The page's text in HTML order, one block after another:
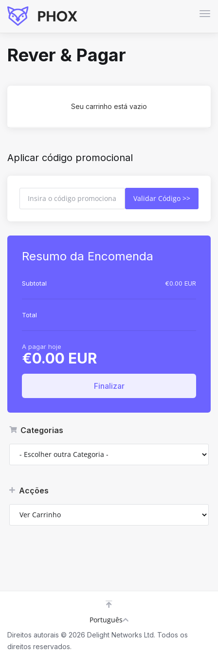
Rever & Pagar
Categorias
Acções
Seu carrinho está vazio
Aplicar código promocional
Validar Código >>
Resumo da Encomenda
Subtotal €0.00 EUR
Total
€0.00 EUR
A pagar hoje
Finalizar
Direitos autorais © 2026 Delight Networks Ltd. Todos os
direitos reservados.
Português